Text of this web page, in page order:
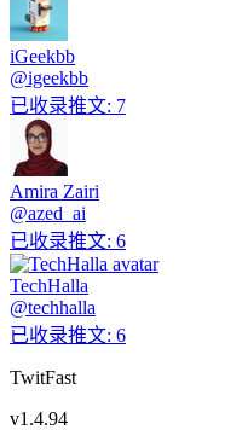
iGeekbb
@igeekbb
已收录推文: 7
Amira Zairi
@azed_ai
已收录推文: 6
TechHalla
@techhalla
已收录推文: 6
TwitFast
v1.4.94